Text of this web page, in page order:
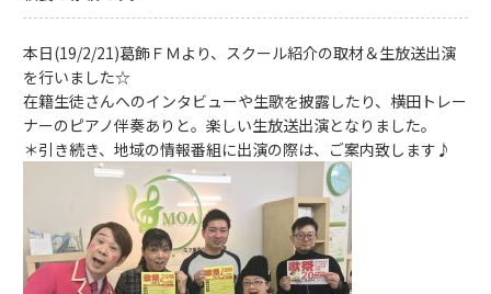
本日(19/2/21)葛飾ＦＭより、スクール紹介の取材＆生放送出演
を行いました☆
在籍生徒さんへのインタビューや生歌を披露したり、横田トレー
ナーのピアノ伴奏ありと。楽しい生放送出演となりました。
＊引き続き、地域の情報番組に出演の際は、ご案内致します♪